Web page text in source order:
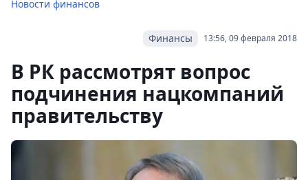
Новости финансов
13:56, 09 февраля 2018
Финансы
В РК рассмотрят вопрос
подчинения нацкомпаний
правительству